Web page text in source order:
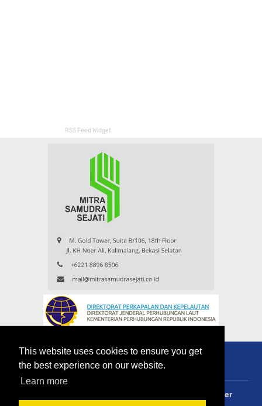
This website uses cookies to ensure you get
the best experience on our website.
Learn more
RSS Feed Widget
Disclaimer